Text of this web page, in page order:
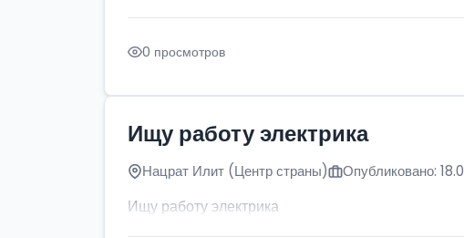
0 просмотров
Ищу работу электрика
Нацрат Илит (Центр страны) Опубликовано:
Ищу работу электрика